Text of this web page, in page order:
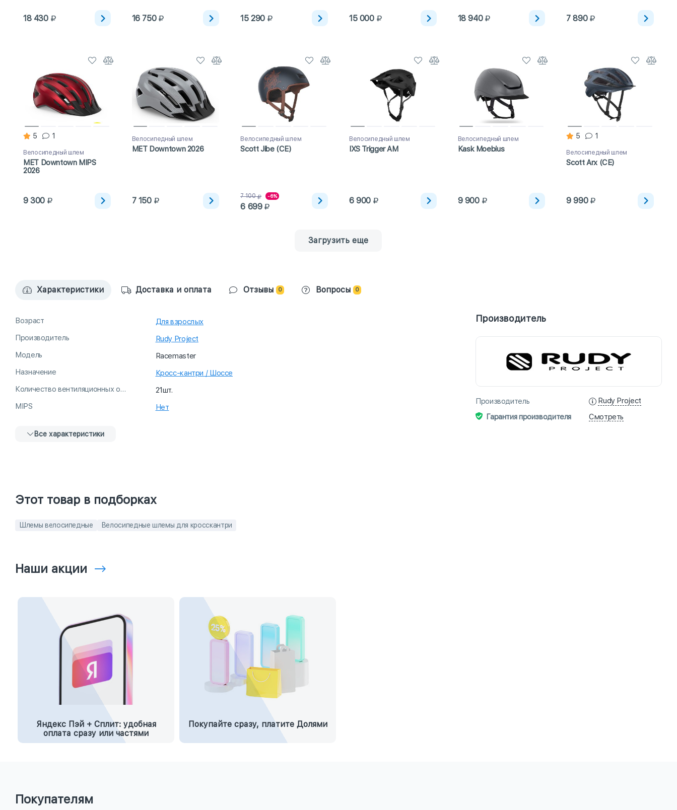
18 430 16 750 15 290 15 000 18 940 7 890
5 1
Велосипедный шлем
MET Downtown MIPS
2026
9 300
Велосипедный шлем
MET Downtown 2026
7 150
Велосипедный шлем
Scott Jibe (CE)
7 100 -6%
6 699
Велосипедный шлем
IXS Trigger AM
6 900
Велосипедный шлем
Kask Moebius
9 900
5 1
Велосипедный шлем
Scott Arx (CE)
9 990
Загрузить еще
Характеристики Доставка и оплата Отзывы 0 Вопросы 0
Возраст
Для взрослых
Производитель
Rudy Project
Модель
Racemaster
Назначение
Кросс-кантри / Шоссе
Количество вентиляционных отверстий
21шт.
MIPS
Нет
Все характеристики
Производитель
Производитель
Rudy Project
Гарантия производителя
Смотреть
Этот товар в подборках
Шлемы велосипедные Велосипедные шлемы для кросскантри
Наши акции
Яндекс Пэй + Сплит: удобная
оплата сразу или частями
Покупайте сразу, платите Долями
Покупателям